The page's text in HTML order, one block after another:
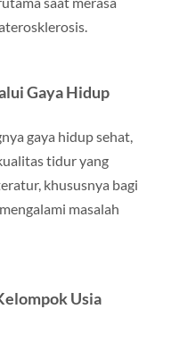
Gaya Hidup
gaya hidup sehat,
tidur yang
khususnya bagi
masalah
Usia